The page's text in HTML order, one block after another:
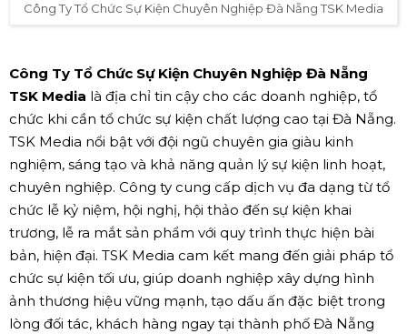
Công Ty Tổ Chức Sự Kiện Chuyên Nghiệp Đà Nẵng TSK Media
Công Ty Tổ Chức Sự Kiện Chuyên Nghiệp Đà Nẵng
TSK Media là địa chỉ tin cậy cho các doanh nghiệp, tổ
chức khi cần tổ chức sự kiện chất lượng cao tại Đà Nẵng.
TSK Media nổi bật với đội ngũ chuyên gia giàu kinh
nghiệm, sáng tạo và khả năng quản lý sự kiện linh hoạt,
chuyên nghiệp. Công ty cung cấp dịch vụ đa dạng từ tổ
chức lễ kỷ niệm, hội nghị, hội thảo đến sự kiện khai
trương, lễ ra mắt sản phẩm với quy trình thực hiện bài
bản, hiện đại. TSK Media cam kết mang đến giải pháp tổ
chức sự kiện tối ưu, giúp doanh nghiệp xây dựng hình
ảnh thương hiệu vững mạnh, tạo dấu ấn đặc biệt trong
lòng đối tác, khách hàng ngay tại thành phố Đà Nẵng